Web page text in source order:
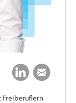
Freiberuflern